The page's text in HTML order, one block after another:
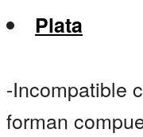
Plata
-Incompatible
forman